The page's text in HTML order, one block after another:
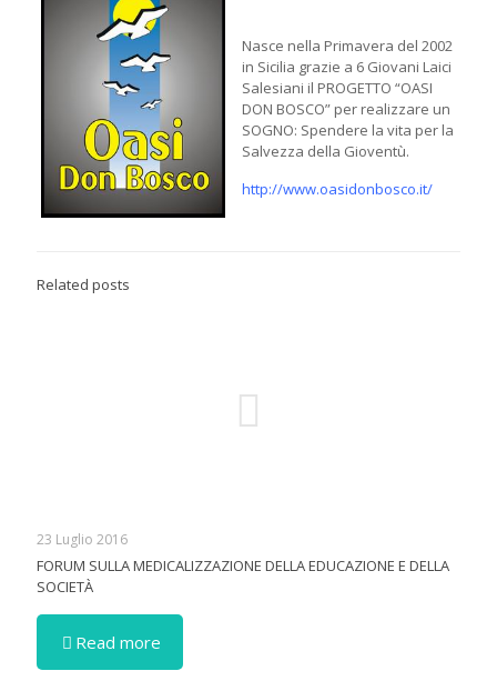
Nasce nella Primavera del 2002
in Sicilia grazie a 6 Giovani Laici
Salesiani il PROGETTO “OASI
DON BOSCO” per realizzare un
SOGNO: Spendere la vita per la
Salvezza della Gioventù.
http://www.oasidonbosco.it/
Related posts
23 Luglio 2016
FORUM SULLA MEDICALIZZAZIONE DELLA EDUCAZIONE E DELLA
SOCIETÀ
Read more